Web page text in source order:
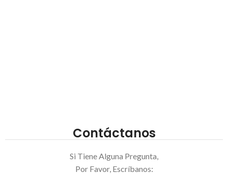
Contáctanos
Si Tiene Alguna Pregunta,
Por Favor, Escríbanos: